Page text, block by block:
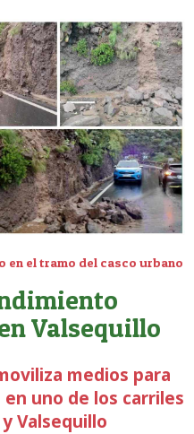
en el tramo del casco urbano
Valsequillo
medios para
uno de los carriles
Valsequillo